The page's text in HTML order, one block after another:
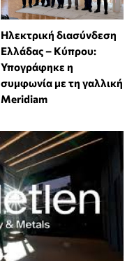
Ηλεκτρική διασύνδεση
Ελλάδας – Κύπρου:
Υπογράφηκε η
συμφωνία με τη γαλλική
Meridiam